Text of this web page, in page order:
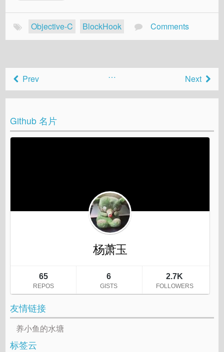
Objective-C BlockHook Comments
Prev … Next
Github 名片
友情链接
养小鱼的水塘
标签云